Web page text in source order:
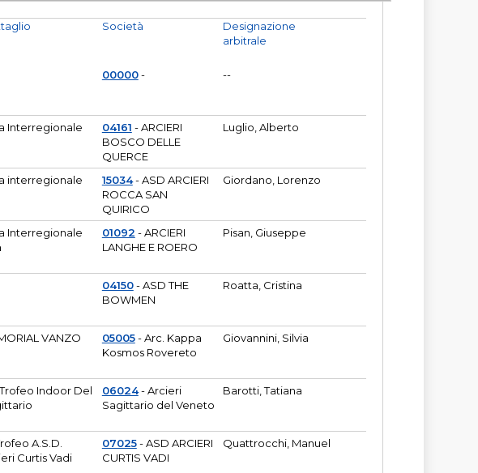
Società
00000-
Designazione
arbitrale
--
Interregionale 04161 - ARCIERI
BOSCO DELLE
QUERCE
Luglio, Alberto
interregionale 15034- ASD ARCIERI
ROCCA SAN
QUIRICO
Giordano, Lorenzo
Interregionale
01092 - ARCIERI
LANGHE E ROERO
Pisan, Giuseppe
04150- ASD THE
BOWMEN
Roatta, Cristina
VANZO 05005- Arc. Kappa
Kosmos Rovereto
Giovannini, Silvia
Trofeo Indoor Del
06024- Arcieri
Sagittario del Veneto
Barotti, Tatiana
A.S.D.
Curtis Vadi
07025- ASD ARCIERI
CURTIS VADI
Quattrocchi, Manuel